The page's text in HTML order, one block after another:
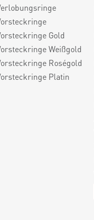
Gold
Weißgold
Roségold
Platin